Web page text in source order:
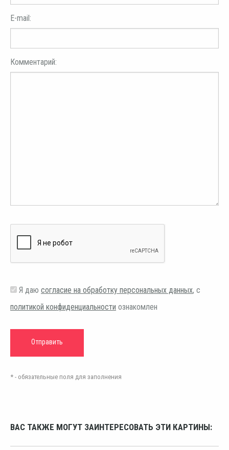
E-mail:
Комментарий:
Я даю согласие на обработку персональных данных, с
политикой конфиденциальности ознакомлен
* - обязательные поля для заполнения
ВАС ТАКЖЕ МОГУТ ЗАИНТЕРЕСОВАТЬ ЭТИ КАРТИНЫ: